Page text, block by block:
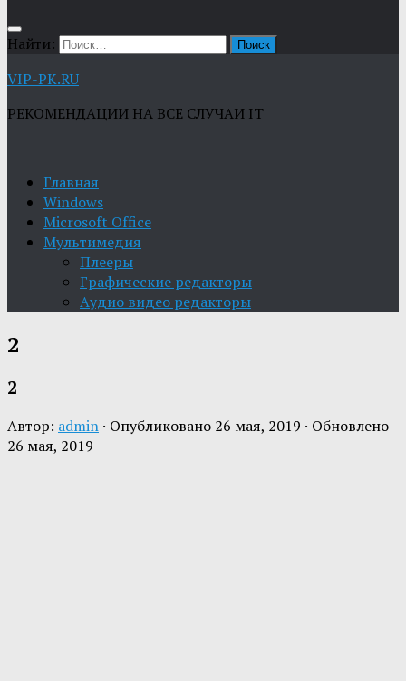
Найти:
VIP-PK.RU
РЕКОМЕНДАЦИИ НА ВСЕ СЛУЧАИ IT
Главная
Windows
Microsoft Office
Мультимедия
Плееры
Графические редакторы
Aудио видео редакторы
2
2
Автор: admin · Опубликовано 26 мая, 2019 · Обновлено
26 мая, 2019